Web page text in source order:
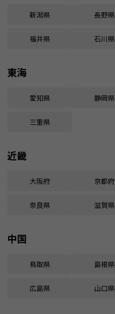
新潟県 長野県
福井県 石川県
東海
愛知県 静岡県
三重県
近畿
大阪府 京都府
奈良県 滋賀県
中国
鳥取県 島根県
広島県 山口県